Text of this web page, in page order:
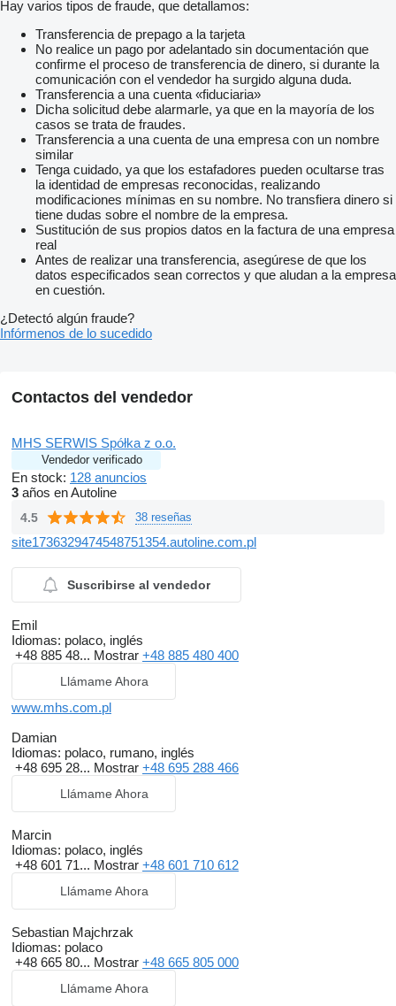
Hay varios tipos de fraude, que detallamos:
Transferencia de prepago a la tarjeta
No realice un pago por adelantado sin documentación que
confirme el proceso de transferencia de dinero, si durante la
comunicación con el vendedor ha surgido alguna duda.
Transferencia a una cuenta «fiduciaria»
Dicha solicitud debe alarmarle, ya que en la mayoría de los
casos se trata de fraudes.
Transferencia a una cuenta de una empresa con un nombre
similar
Tenga cuidado, ya que los estafadores pueden ocultarse tras
la identidad de empresas reconocidas, realizando
modificaciones mínimas en su nombre. No transfiera dinero si
tiene dudas sobre el nombre de la empresa.
Sustitución de sus propios datos en la factura de una empresa
real
Antes de realizar una transferencia, asegúrese de que los
datos especificados sean correctos y que aludan a la empresa
en cuestión.
¿Detectó algún fraude?
Infórmenos de lo sucedido
Contactos del vendedor
MHS SERWIS Spółka z o.o.
Vendedor verificado
En stock: 128 anuncios
3 años en Autoline
4.5 38 reseñas
site1736329474548751354.autoline.com.pl
Suscribirse al vendedor
Emil
Idiomas: polaco, inglés
+48 885 48... Mostrar +48 885 480 400
Llámame Ahora
www.mhs.com.pl
Damian
Idiomas: polaco, rumano, inglés
+48 695 28... Mostrar +48 695 288 466
Llámame Ahora
Marcin
Idiomas: polaco, inglés
+48 601 71... Mostrar +48 601 710 612
Llámame Ahora
Sebastian Majchrzak
Idiomas: polaco
+48 665 80... Mostrar +48 665 805 000
Llámame Ahora